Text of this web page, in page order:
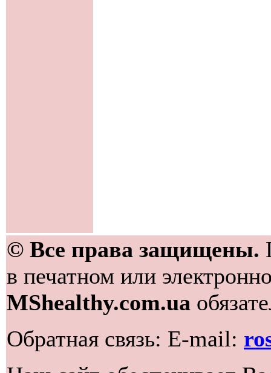
© Все права защищены.
в печатном или
MShealthy.com.ua
Обратная связь: E-mail: